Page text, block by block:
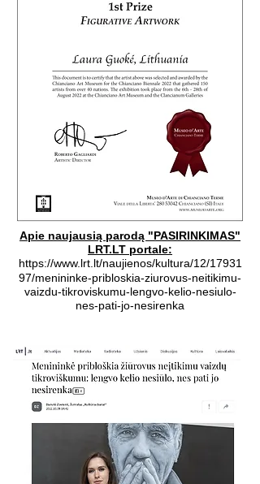
Apie naujausią parodą "PASIRINKIMAS"
LRT.LT portale:
https://www.lrt.lt/naujienos/kultura/12/17931
97/menininke-pribloskia-ziurovus-neitikimu-
vaizdu-tikroviskumu-lengvo-kelio-nesiulo-
nes-pati-jo-nesirenka